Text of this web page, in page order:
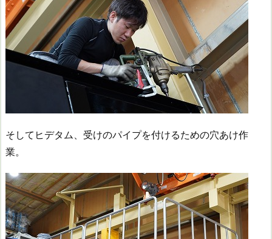
そしてヒデタム、受けのパイプを付けるための穴あけ作
業。